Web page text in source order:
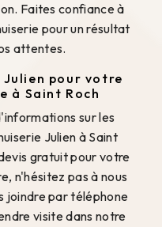
Faites confiance à
pour un résultat
attentes.
pour votre
à Saint Roch
sur les
Julien à Saint
gratuit pour votre
n'hésitez pas à nous
joindre par téléphone
visite dans notre